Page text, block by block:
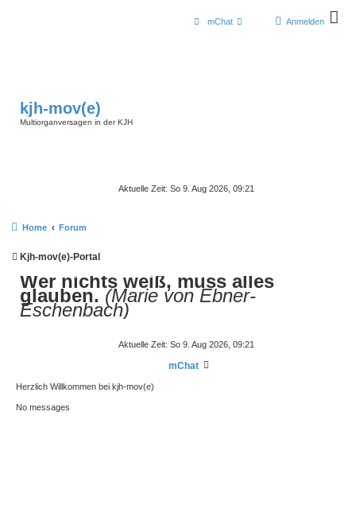
Anmelden
mChat
kjh-mov(e)
Multiorganversagen in der KJH
Aktuelle Zeit: So 9. Aug 2026, 09:21
Home Forum
Kjh-mov(e)-Portal
Wer nichts weiß, muss alles
glauben. (Marie von Ebner-
Eschenbach)
Aktuelle Zeit: So 9. Aug 2026, 09:21
mChat
Herzlich Willkommen bei kjh-mov(e)
No messages